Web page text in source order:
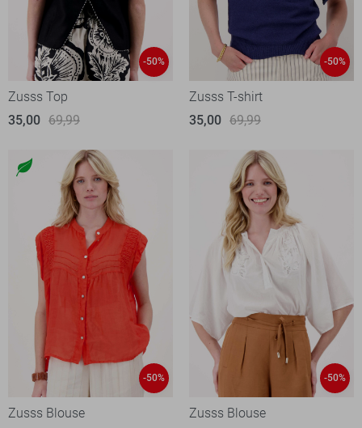
-50%
Zusss Top
35,00 69,99
-50%
Zusss T-shirt
35,00 69,99
-50%
Zusss Blouse
-50%
Zusss Blouse